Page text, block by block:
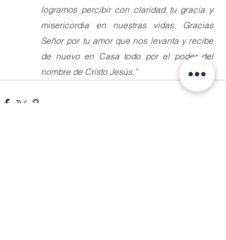
logramos percibir con claridad tu gracia y
misericordia en nuestras vidas. Gracias
Señor por tu amor que nos levanta y recibe
de nuevo en Casa todo por el poder del
nombre de Cristo Jesús.”